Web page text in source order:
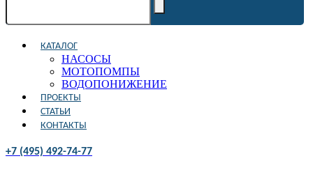
КАТАЛОГ
НАСОСЫ
МОТОПОМПЫ
ВОДОПОНИЖЕНИЕ
ПРОЕКТЫ
СТАТЬИ
КОНТАКТЫ
+7 (495) 492-74-77